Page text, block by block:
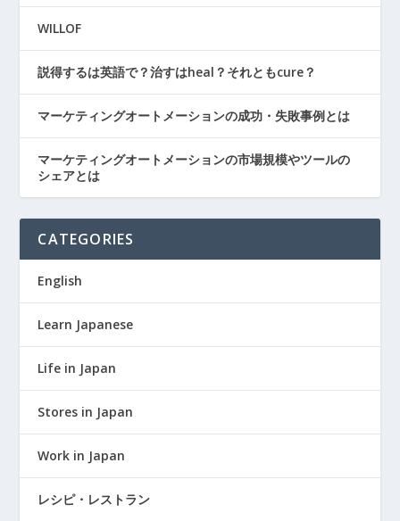
WILLOF
説得するは英語で？治すはheal？それともcure？
マーケティングオートメーションの成功・失敗事例とは
マーケティングオートメーションの市場規模やツールの
シェアとは
CATEGORIES
English
Learn Japanese
Life in Japan
Stores in Japan
Work in Japan
レシピ・レストラン